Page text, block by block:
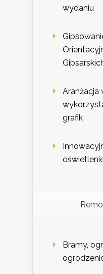
wydaniu
Aranżacja
grafik
Bramy,